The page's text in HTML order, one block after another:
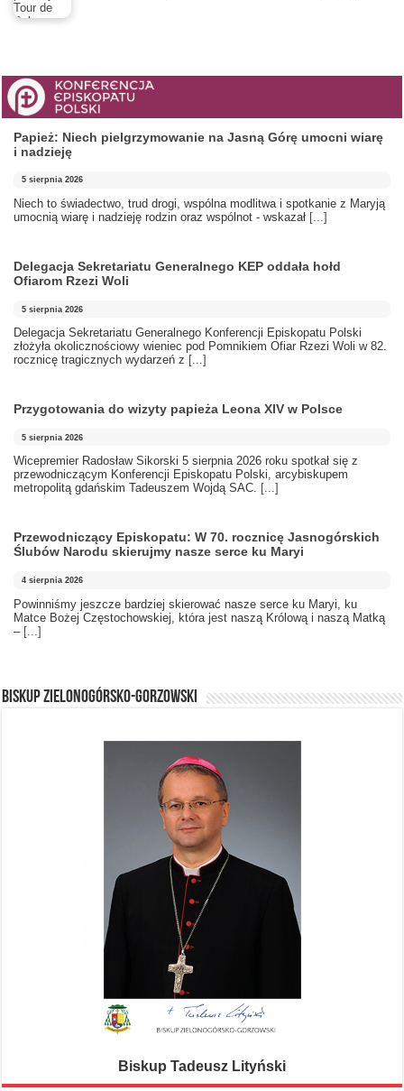
Papież: Niech pielgrzymowanie na Jasną Górę umocni wiarę
i nadzieję
5 sierpnia 2026
Niech to świadectwo, trud drogi, wspólna modlitwa i spotkanie z Maryją
umocnią wiarę i nadzieję rodzin oraz wspólnot - wskazał [...]
Delegacja Sekretariatu Generalnego KEP oddała hołd
Ofiarom Rzezi Woli
5 sierpnia 2026
Delegacja Sekretariatu Generalnego Konferencji Episkopatu Polski
złożyła okolicznościowy wieniec pod Pomnikiem Ofiar Rzezi Woli w 82.
rocznicę tragicznych wydarzeń z [...]
Przygotowania do wizyty papieża Leona XIV w Polsce
5 sierpnia 2026
Wicepremier Radosław Sikorski 5 sierpnia 2026 roku spotkał się z
przewodniczącym Konferencji Episkopatu Polski, arcybiskupem
metropolitą gdańskim Tadeuszem Wojdą SAC. [...]
Przewodniczący Episkopatu: W 70. rocznicę Jasnogórskich
Ślubów Narodu skierujmy nasze serce ku Maryi
4 sierpnia 2026
Powinniśmy jeszcze bardziej skierować nasze serce ku Maryi, ku
Matce Bożej Częstochowskiej, która jest naszą Królową i naszą Matką
– [...]
BISKUP ZIELONOGÓRSKO-GORZOWSKI
Biskup Tadeusz Lityński